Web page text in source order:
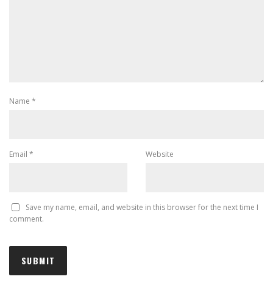
Name *
Email * Website
Save my name, email, and website in this browser for the next time I
comment.